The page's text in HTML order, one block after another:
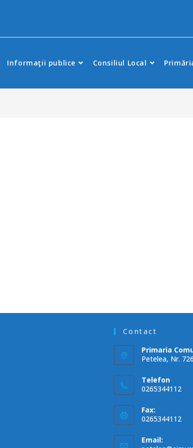
Informaţii publice Consiliul Local
Contact
Primaria
Petelea, Nr.
Telefon
0265344112
Fax:
0265344112
Email: